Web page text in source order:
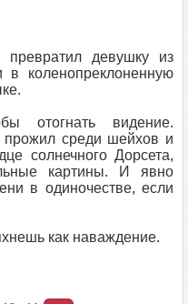
девушку из
в коленопреклоненную
отогнать видение.
среди шейхов и
солнечного Дорсета,
картины. И явно
в одиночестве, если
как наваждение.